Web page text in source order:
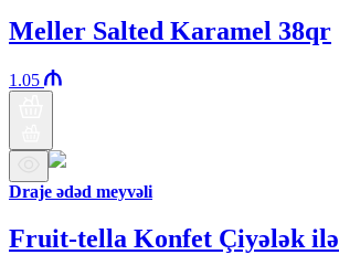
Meller Salted Karamel 38qr
1.05
Draje ədəd meyvəli
Fruit-tella Konfet Çiyələk ilə